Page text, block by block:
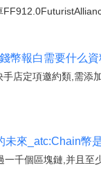
幣報白需要什么資
店定項邀約類,需添
未來_atc:Chain幣
千個區塊鏈,并且